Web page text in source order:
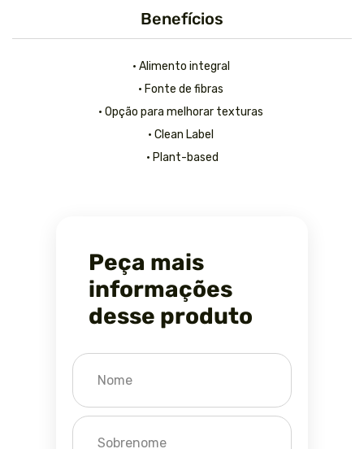
Benefícios
• Alimento integral
• Fonte de fibras
• Opção para melhorar texturas
• Clean Label
• Plant-based
Peça mais
informações
desse produto